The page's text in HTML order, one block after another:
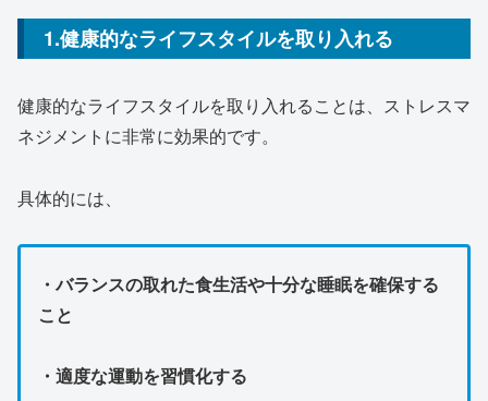
1.健康的なライフスタイルを取り入れる
健康的なライフスタイルを取り入れることは、ストレスマ
ネジメントに非常に効果的です。
具体的には、
・バランスの取れた食生活や十分な睡眠を確保する
こと
・適度な運動を習慣化する